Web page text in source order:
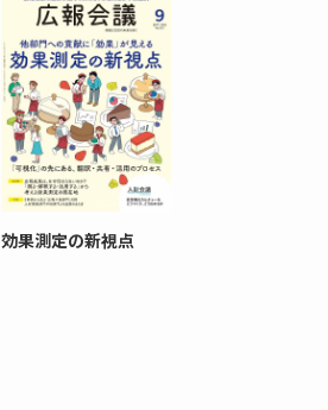
効果測定の新視点